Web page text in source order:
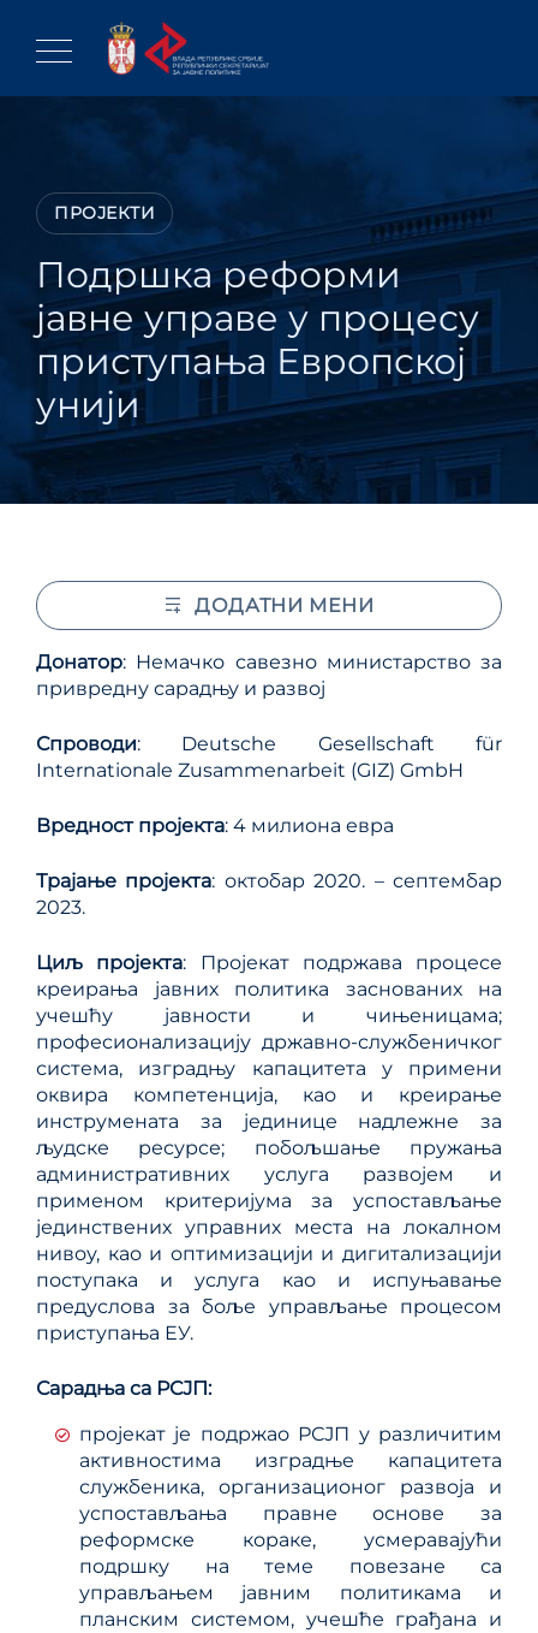
content
ПРОЈЕКТИ
Подршка реформи
јавне управе у процесу
приступања Европској
унији
Донатор: Немачко савезно министарство за
привредну сарадњу и развој
Спроводи: Deutsche Gesellschaft für
Internationale Zusammenarbeit (GIZ) GmbH
Вредност пројекта: 4 милиона евра
Трајање пројекта: октобар 2020. – септембар
2023.
Циљ пројекта: Пројекат подржава процесе
креирања јавних политика заснованих на
учешћу јавности и чињеницама;
професионализацију државно-службеничког
система, изградњу капацитета у примени
оквира компетенција, као и креирање
инструмената за јединице надлежне за
људске ресурсе; побољшање пружања
административних услуга развојем и
применом критеријума за успостављање
јединствених управних места на локалном
нивоу, као и оптимизацији и дигитализацији
поступака и услуга као и испуњавање
предуслова за боље управљање процесом
приступања ЕУ.
Сарадња са РСЈП:
пројекат је подржао РСЈП у различитим
активностима изградње капацитета
службеника, организационог развоја и
успостављања правне основе за
реформске кораке, усмеравајући
подршку на теме повезане са
управљањем јавним политикама и
планским системом, учешће грађана и
ДОДАТНИ МЕНИ